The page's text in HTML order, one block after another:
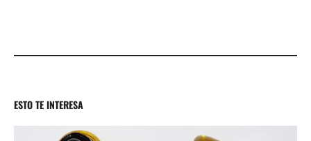
ESTO TE INTERESA